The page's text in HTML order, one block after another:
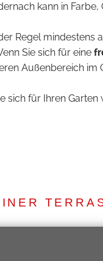
kann in
Regel
Sie sich für eine
Außenbereich
sich für Ihren